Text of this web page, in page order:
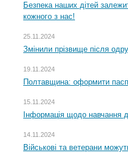
Безпека наших дітей
кожного з нас!
25.11.2024
Змінили прізвище після
19.11.2024
Полтавщина: оформити
15.11.2024
Інформація щодо навчання
14.11.2024
Військові та ветерани